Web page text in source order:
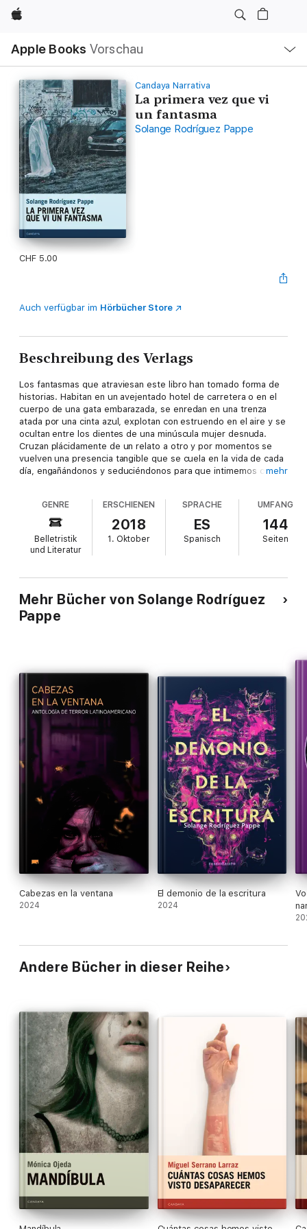
Apple
Apple Books Vorschau
Navigation
Menü
öffnen
Candaya Narrativa
La primera vez que vi
un fantasma
Solange Rodríguez Pappe
CHF 5.00
Auch verfügbar im Hörbücher Store
Beschreibung des Verlags
Los fantasmas que atraviesan este libro han tomado forma de
historias. Habitan en un avejentado hotel de carretera o en el
cuerpo de una gata embarazada, se enredan en una trenza
atada por una cinta azul, explotan con estruendo en el aire y se
ocultan entre los dientes de una minúscula mujer desnuda.
Cruzan plácidamente de un relato a otro y por momentos se
vuelven una presencia tangible que se cuela en la vida de cada
día, engañándonos y seduciéndonos para que intimemos con
una aparición terrorífica, un futuro inquietante, un recuerdo
entrañable.
La escritora ecuatoriana Solange Rodríguez Pappe, hábil para
suponer tramas perturbadoras que dejan huellas hondas,
mehr
GENRE
Belletristik
und Literatur
ERSCHIENEN
2018
1. Oktober
SPRACHE
ES
Spanisch
UMFANG
144
Seiten
Mehr Bücher von Solange Rodríguez
Pappe
Cabezas en la ventana
2024
El demonio de la escritura
2024
Andere Bücher in dieser Reihe